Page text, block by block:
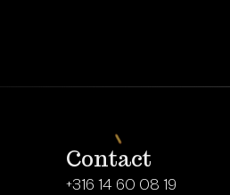
Contact
+316 14 60 08 19